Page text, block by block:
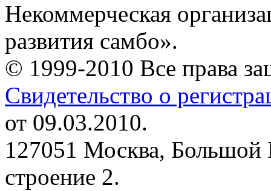
Некоммерческая
развития самбо».
© 1999-2010 Все права
Свидетельство о
от 09.03.2010.
127051 Москва, Большой
строение 2.